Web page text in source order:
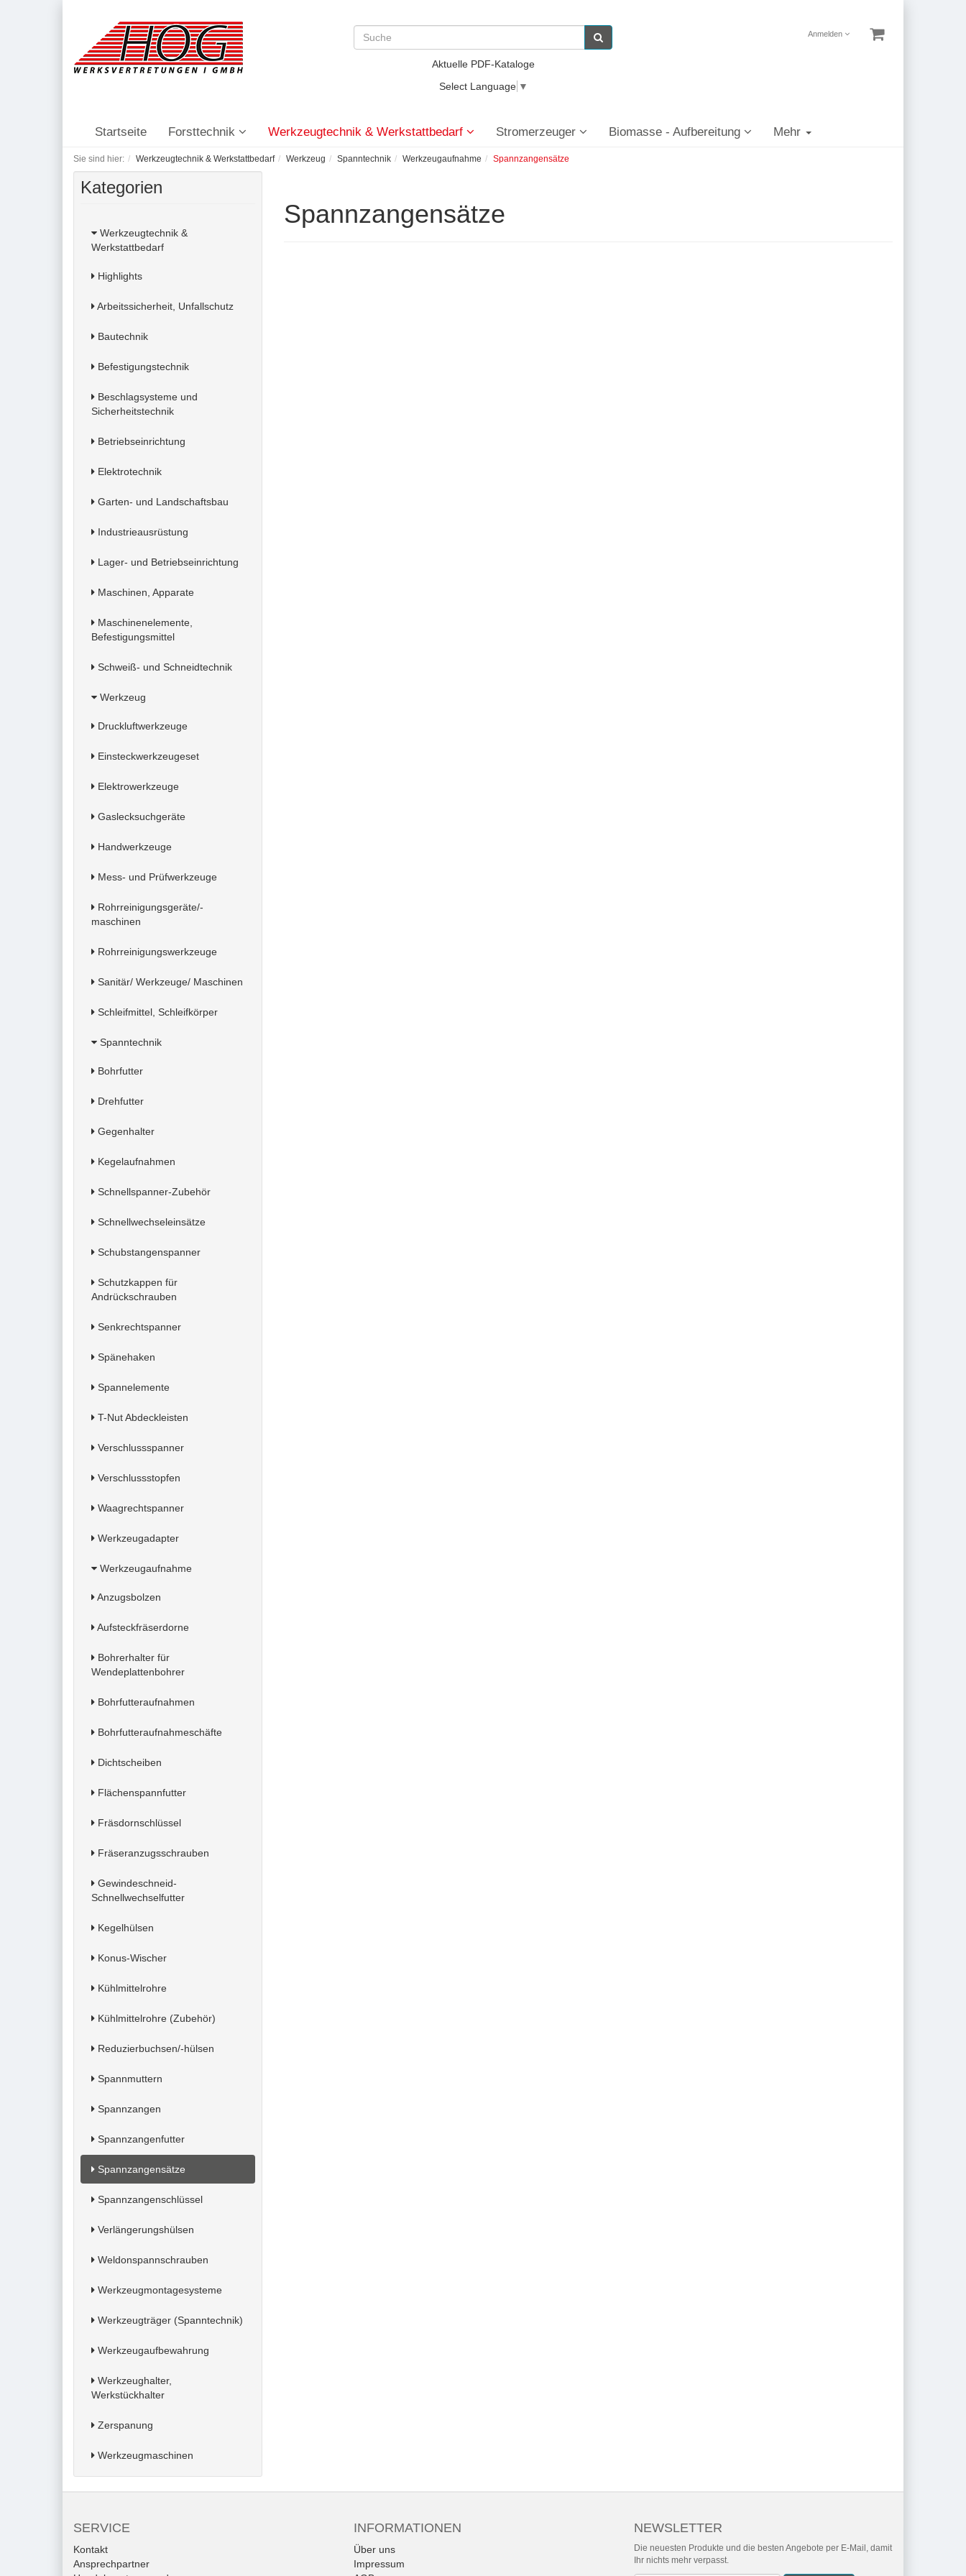
Anmelden
Aktuelle PDF-Kataloge
Select Language ▼
Startseite Forsttechnik Werkzeugtechnik & Werkstattbedarf Stromerzeuger Biomasse - Aufbereitung Mehr
Sie sind hier: Werkzeugtechnik & Werkstattbedarf Werkzeug Spanntechnik Werkzeugaufnahme Spannzangensätze
Kategorien
Werkzeugtechnik &
Werkstattbedarf
Highlights
Arbeitssicherheit, Unfallschutz
Bautechnik
Befestigungstechnik
Beschlagsysteme und
Sicherheitstechnik
Betriebseinrichtung
Elektrotechnik
Garten- und Landschaftsbau
Industrieausrüstung
Lager- und Betriebseinrichtung
Maschinen, Apparate
Maschinenelemente,
Befestigungsmittel
Schweiß- und Schneidtechnik
Werkzeug
Druckluftwerkzeuge
Einsteckwerkzeugeset
Elektrowerkzeuge
Gaslecksuchgeräte
Handwerkzeuge
Mess- und Prüfwerkzeuge
Rohrreinigungsgeräte/-
maschinen
Rohrreinigungswerkzeuge
Sanitär/ Werkzeuge/ Maschinen
Schleifmittel, Schleifkörper
Spanntechnik
Bohrfutter
Drehfutter
Gegenhalter
Kegelaufnahmen
Schnellspanner-Zubehör
Schnellwechseleinsätze
Schubstangenspanner
Schutzkappen für
Andrückschrauben
Senkrechtspanner
Spänehaken
Spannelemente
T-Nut Abdeckleisten
Verschlussspanner
Verschlussstopfen
Waagrechtspanner
Werkzeugadapter
Werkzeugaufnahme
Anzugsbolzen
Aufsteckfräserdorne
Bohrerhalter für
Wendeplattenbohrer
Bohrfutteraufnahmen
Bohrfutteraufnahmeschäfte
Dichtscheiben
Flächenspannfutter
Fräsdornschlüssel
Fräseranzugsschrauben
Gewindeschneid-
Schnellwechselfutter
Kegelhülsen
Konus-Wischer
Kühlmittelrohre
Kühlmittelrohre (Zubehör)
Reduzierbuchsen/-hülsen
Spannmuttern
Spannzangen
Spannzangenfutter
Spannzangensätze
Spannzangenschlüssel
Verlängerungshülsen
Weldonspannschrauben
Werkzeugmontagesysteme
Werkzeugträger (Spanntechnik)
Werkzeugaufbewahrung
Werkzeughalter,
Werkstückhalter
Zerspanung
Werkzeugmaschinen
Spannzangensätze
SERVICE
Kontakt
Ansprechpartner
INFORMATIONEN
Über uns
Impressum
NEWSLETTER
Die neuesten Produkte und die besten Angebote per E-Mail, damit
Ihr nichts mehr verpasst.